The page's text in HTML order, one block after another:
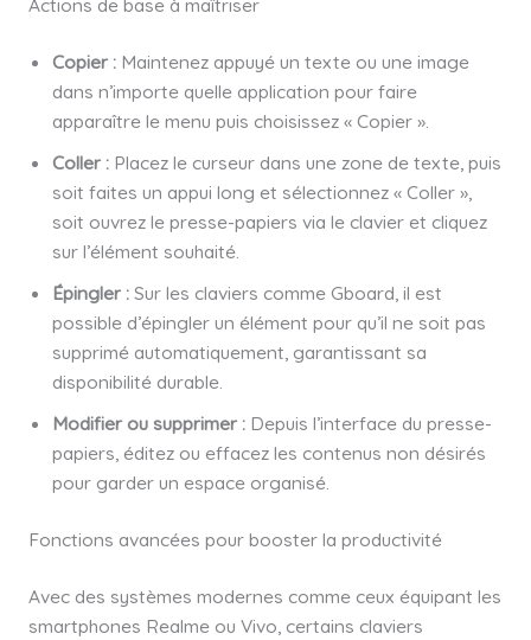
Copier :Maintenez appuyé un texte ou une image
dans n’importe quelle application pour faire
apparaître le menu puis choisissez « Copier ».
Coller :Placez le curseur dans une zone de texte, puis
soit faites un appui long et sélectionnez « Coller »,
soit ouvrez le presse-papiers via le clavier et cliquez
sur l’élément souhaité.
Épingler :Sur les claviers comme Gboard, il est
possible d’épingler un élément pour qu’il ne soit pas
supprimé automatiquement, garantissant sa
disponibilité durable.
Modifier ou supprimer :Depuis l’interface du presse-
papiers, éditez ou effacez les contenus non désirés
pour garder un espace organisé.
Fonctions avancées pour booster la productivité
Avec des systèmes modernes comme ceux équipant les
smartphones Realme ou Vivo, certains claviers